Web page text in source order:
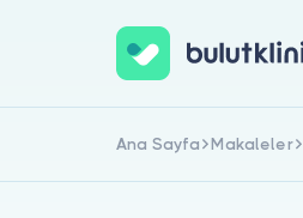
Ana Sayfa Makaleler